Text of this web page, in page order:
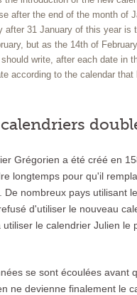
after the end of the month of
after 31 January of this year is
but as the 14th of
write, after each date in
according to the calendar that
Grégorien a été créé en
longtemps pour qu'il
De nombreux pays utilisant
d'utiliser le nouveau
le calendrier Julien le
se sont écoulées avant
ne devienne finalement le